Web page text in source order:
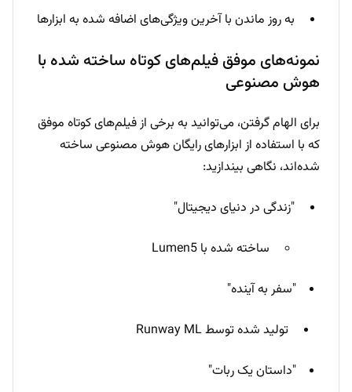
به روز ماندن با آخرین ویژگی‌های اضافه شده به ابزارها
نمونه‌های موفق فیلم‌های کوتاه ساخته شده با
هوش مصنوعی
برای الهام گرفتن، می‌توانید به برخی از فیلم‌های کوتاه موفق
که با استفاده از ابزارهای رایگان هوش مصنوعی ساخته
شده‌اند، نگاهی بیندازید:
"زندگی در دنیای دیجیتال"
ساخته شده با Lumen5
"سفر به آینده"
تولید شده توسط Runway ML
"داستان یک ربات"